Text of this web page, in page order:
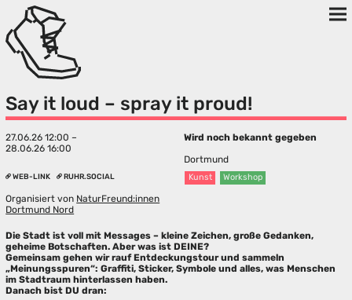
Say it loud – spray it proud!
27.06.26 12:00 –
28.06.26 16:00
Wird noch bekannt gegeben
Dortmund
WEB-LINK RUHR.SOCIAL Kunst Workshop
Organisiert von NaturFreund:innen
Dortmund Nord
Die Stadt ist voll mit Messages – kleine Zeichen, große Gedanken,
geheime Botschaften. Aber was ist DEINE?
Gemeinsam gehen wir rauf Entdeckungstour und sammeln
„Meinungsspuren“: Graffiti, Sticker, Symbole und alles, was Menschen
im Stadtraum hinterlassen haben.
Danach bist DU dran: